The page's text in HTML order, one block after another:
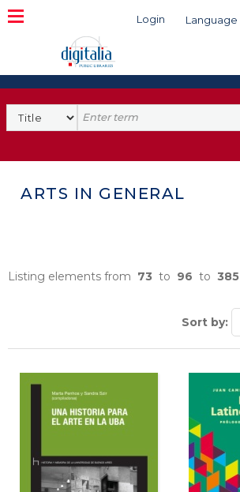
Login Language
Search
ARTS IN GENERAL
Listing elements from 73 to 96 to 385
Sort by: